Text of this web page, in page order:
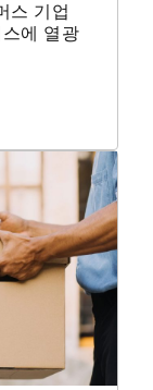
스 기업
에 열광